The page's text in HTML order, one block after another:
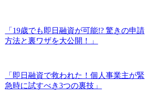
「19歳でも即日融資が可能!? 驚きの申請
方法と裏ワザを大公開！」
「即日融資で救われた！個人事業主が緊
急時に試すべき3つの裏技」